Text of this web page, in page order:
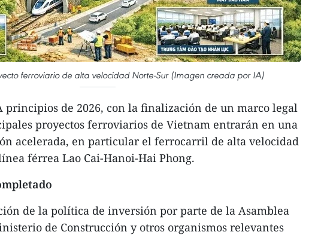
ferroviario de alta velocidad Norte-Sur (Imagen creada por IA)
principios de 2026, con la finalización de un marco legal
proyectos ferroviarios de Vietnam entrarán en una
acelerada, en particular el ferrocarril de alta velocidad
férrea Lao Cai-Hanoi-Hai Phong.
de la política de inversión por parte de la Asamblea
de Construcción y otros organismos relevantes